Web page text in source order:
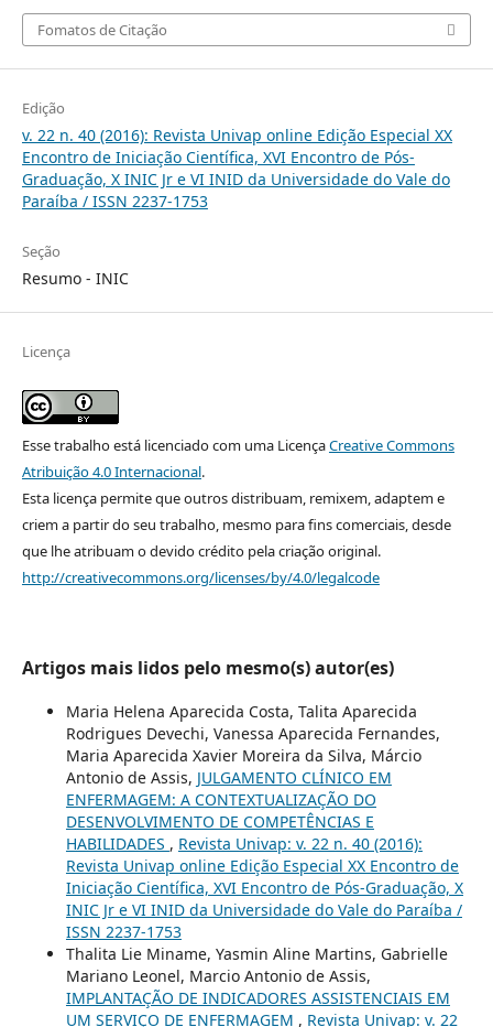
Fomatos de Citação
Edição
v. 22 n. 40 (2016): Revista Univap online Edição Especial XX
Encontro de Iniciação Científica, XVI Encontro de Pós-
Graduação, X INIC Jr e VI INID da Universidade do Vale do
Paraíba / ISSN 2237-1753
Seção
Resumo - INIC
Licença
Esse trabalho está licenciado com uma LicençaCreative Commons
Atribuição 4.0 Internacional.
Esta licença permite que outros distribuam, remixem, adaptem e
criem a partir do seu trabalho, mesmo para fins comerciais, desde
que lhe atribuam o devido crédito pela criação original.
http://creativecommons.org/licenses/by/4.0/legalcode
Artigos mais lidos pelo mesmo(s) autor(es)
Maria Helena Aparecida Costa, Talita Aparecida
Rodrigues Devechi, Vanessa Aparecida Fernandes,
Maria Aparecida Xavier Moreira da Silva, Márcio
Antonio de Assis, JULGAMENTO CLÍNICO EM
ENFERMAGEM: A CONTEXTUALIZAÇÃO DO
DESENVOLVIMENTO DE COMPETÊNCIAS E
HABILIDADES , Revista Univap: v. 22 n. 40 (2016):
Revista Univap online Edição Especial XX Encontro de
Iniciação Científica, XVI Encontro de Pós-Graduação, X
INIC Jr e VI INID da Universidade do Vale do Paraíba /
ISSN 2237-1753
Thalita Lie Miname, Yasmin Aline Martins, Gabrielle
Mariano Leonel, Marcio Antonio de Assis,
IMPLANTAÇÃO DE INDICADORES ASSISTENCIAIS EM
UM SERVIÇO DE ENFERMAGEM , Revista Univap: v. 22